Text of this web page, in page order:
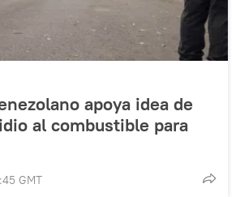
apoya idea de
al combustible para
GMT